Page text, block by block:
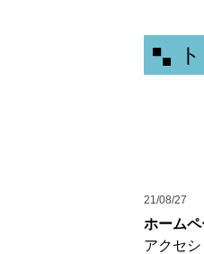
21/08/27
ホームペ
アクセ